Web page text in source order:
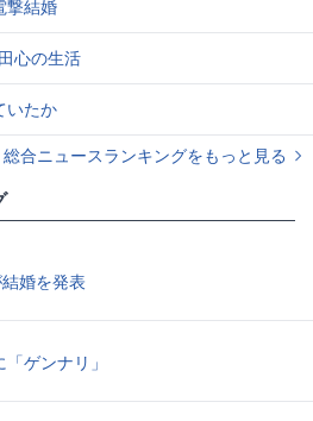
撃結婚
心の生活
いたか
総合ニュースランキングをもっと見る
婚を発表
ゲンナリ」